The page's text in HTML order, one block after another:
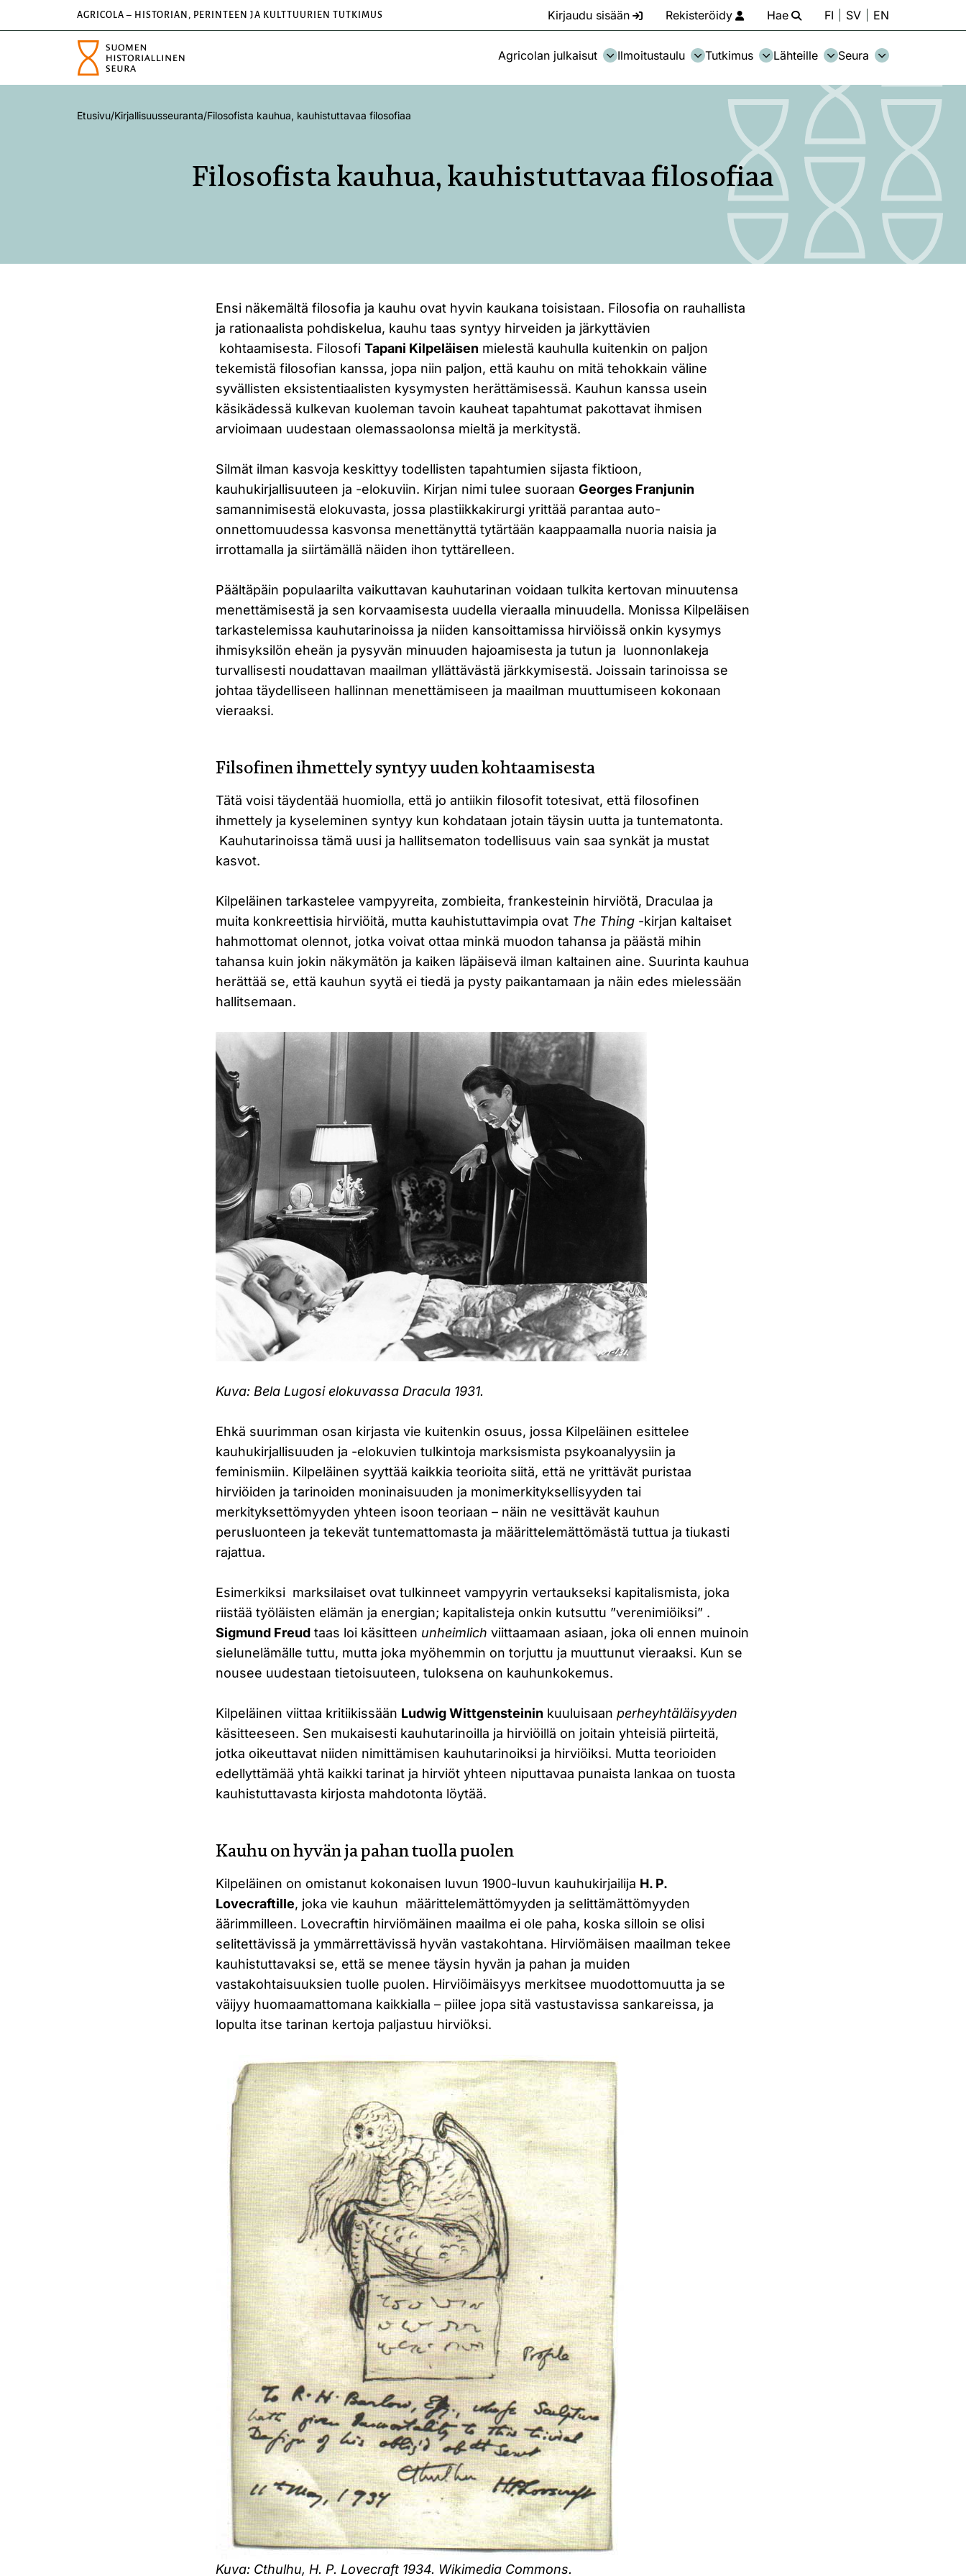
AGRICOLA – HISTORIAN, PERINTEEN JA KULTTUURIEN TUTKIMUS Kirjaudu sisään Rekisteröidy Hae FI SV EN
Agricolan julkaisut Ilmoitustaulu Tutkimus Lähteille Seura
Etusivu/Kirjallisuusseuranta/Filosofista kauhua, kauhistuttavaa filosofiaa
Filosofista kauhua, kauhistuttavaa filosofiaa
Ensi näkemältä filosofia ja kauhu ovat hyvin kaukana toisistaan. Filosofia on rauhallista
ja rationaalista pohdiskelua, kauhu taas syntyy hirveiden ja järkyttävien
kohtaamisesta. FilosofiTapani Kilpeläisen mielestä kauhulla kuitenkin on paljon
tekemistä filosofian kanssa, jopa niin paljon, että kauhu on mitä tehokkain väline
syvällisten eksistentiaalisten kysymysten herättämisessä. Kauhun kanssa usein
käsikädessä kulkevan kuoleman tavoin kauheat tapahtumat pakottavat ihmisen
arvioimaan uudestaan olemassaolonsa mieltä ja merkitystä.
Silmät ilman kasvoja keskittyy todellisten tapahtumien sijasta fiktioon,
kauhukirjallisuuteen ja -elokuviin. Kirjan nimi tulee suoraanGeorges Franjunin
samannimisestä elokuvasta, jossa plastiikkakirurgi yrittää parantaa auto-
onnettomuudessa kasvonsa menettänyttä tytärtään kaappaamalla nuoria naisia ja
irrottamalla ja siirtämällä näiden ihon tyttärelleen.
Päältäpäin populaarilta vaikuttavan kauhutarinan voidaan tulkita kertovan minuutensa
menettämisestä ja sen korvaamisesta uudella vieraalla minuudella. Monissa Kilpeläisen
tarkastelemissa kauhutarinoissa ja niiden kansoittamissa hirviöissä onkin kysymys
ihmisyksilön eheän ja pysyvän minuuden hajoamisesta ja tutun ja luonnonlakeja
turvallisesti noudattavan maailman yllättävästä järkkymisestä. Joissain tarinoissa se
johtaa täydelliseen hallinnan menettämiseen ja maailman muuttumiseen kokonaan
vieraaksi.
Filsofinen ihmettely syntyy uuden kohtaamisesta
Tätä voisi täydentää huomiolla, että jo antiikin filosofit totesivat, että filosofinen
ihmettely ja kyseleminen syntyy kun kohdataan jotain täysin uutta ja tuntematonta.
Kauhutarinoissa tämä uusi ja hallitsematon todellisuus vain saa synkät ja mustat
kasvot.
Kilpeläinen tarkastelee vampyyreita, zombieita, frankesteinin hirviötä, Draculaa ja
muita konkreettisia hirviöitä, mutta kauhistuttavimpia ovat The Thing -kirjan kaltaiset
hahmottomat olennot, jotka voivat ottaa minkä muodon tahansa ja päästä mihin
tahansa kuin jokin näkymätön ja kaiken läpäisevä ilman kaltainen aine. Suurinta kauhua
herättää se, että kauhun syytä ei tiedä ja pysty paikantamaan ja näin edes mielessään
hallitsemaan.
Kuva: Bela Lugosi elokuvassa Dracula 1931.
Ehkä suurimman osan kirjasta vie kuitenkin osuus, jossa Kilpeläinen esittelee
kauhukirjallisuuden ja -elokuvien tulkintoja marksismista psykoanalyysiin ja
feminismiin. Kilpeläinen syyttää kaikkia teorioita siitä, että ne yrittävät puristaa
hirviöiden ja tarinoiden moninaisuuden ja monimerkityksellisyyden tai
merkityksettömyyden yhteen isoon teoriaan – näin ne vesittävät kauhun
perusluonteen ja tekevät tuntemattomasta ja määrittelemättömästä tuttua ja tiukasti
rajattua.
Esimerkiksi marksilaiset ovat tulkinneet vampyyrin vertaukseksi kapitalismista, joka
riistää työläisten elämän ja energian; kapitalisteja onkin kutsuttu ”verenimiöiksi” .
Sigmund Freud taas loi käsitteen unheimlich viittaamaan asiaan, joka oli ennen muinoin
sielunelämälle tuttu, mutta joka myöhemmin on torjuttu ja muuttunut vieraaksi. Kun se
nousee uudestaan tietoisuuteen, tuloksena on kauhunkokemus.
Kilpeläinen viittaa kritiikissään Ludwig Wittgensteinin kuuluisaanperheyhtäläisyyden
käsitteeseen. Sen mukaisesti kauhutarinoilla ja hirviöillä on joitain yhteisiä piirteitä,
jotka oikeuttavat niiden nimittämisen kauhutarinoiksi ja hirviöiksi. Mutta teorioiden
edellyttämää yhtä kaikki tarinat ja hirviöt yhteen niputtavaa punaista lankaa on tuosta
kauhistuttavasta kirjosta mahdotonta löytää.
Kauhu on hyvän ja pahan tuolla puolen
Kilpeläinen on omistanut kokonaisen luvun 1900-luvun kauhukirjailija H. P.
Lovecraftille, joka vie kauhun määrittelemättömyyden ja selittämättömyyden
äärimmilleen. Lovecraftin hirviömäinen maailma ei ole paha, koska silloin se olisi
selitettävissä ja ymmärrettävissä hyvän vastakohtana. Hirviömäisen maailman tekee
kauhistuttavaksi se, että se menee täysin hyvän ja pahan ja muiden
vastakohtaisuuksien tuolle puolen. Hirviöimäisyys merkitsee muodottomuutta ja se
väijyy huomaamattomana kaikkialla – piilee jopa sitä vastustavissa sankareissa, ja
lopulta itse tarinan kertoja paljastuu hirviöksi.
Kuva: Cthulhu, H. P. Lovecraft 1934. Wikimedia Commons.